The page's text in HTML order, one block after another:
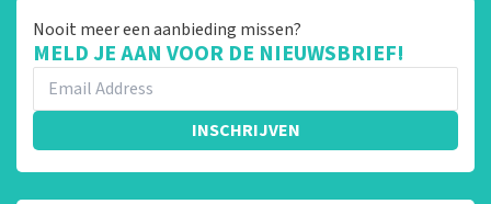
Nooit meer een aanbieding missen?
MELD JE AAN VOOR DE NIEUWSBRIEF!
INSCHRIJVEN